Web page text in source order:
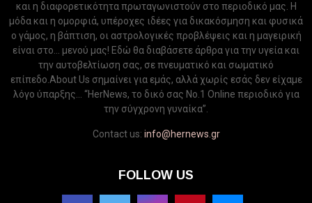
και η διαφορετικότητα πρωταγωνιστούν στο περιοδικό μας. Η
μόδα και η ομορφιά, υπέροχες ιδέες για δικακόσμηση και φυσικά
ο γάμος, η βάπτιση, οι αστρολογικές προβλέψεις και η μαγειρική
είναι στο... μενού μας! Εδώ θα διαβάσετε άρθρα για την υγεία και
την αυτοβελτίωση σας, σε πνευματικό και σωματικό
επίπεδο.About Us σημαίνει για εμάς, αλλά χωρίς εσάς δεν είχαμε
λόγο ύπαρξης... “HerNews, το δικό σας Νo.1 Online περιοδικό για
την σύγχρονη γυναίκα”.
Contact us: info@hernews.gr
FOLLOW US